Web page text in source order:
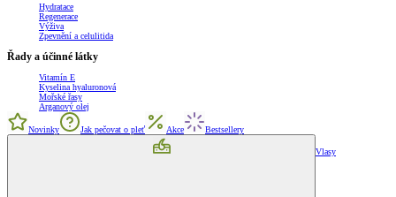
Hydratace
Regenerace
Výživa
Zpevnění a celulitida
Řady a účinné látky
Vitamín E
Kyselina hyaluronová
Mořské řasy
Arganový olej
Novinky Jak pečovat o pleť Akce Bestsellery
Vlasy